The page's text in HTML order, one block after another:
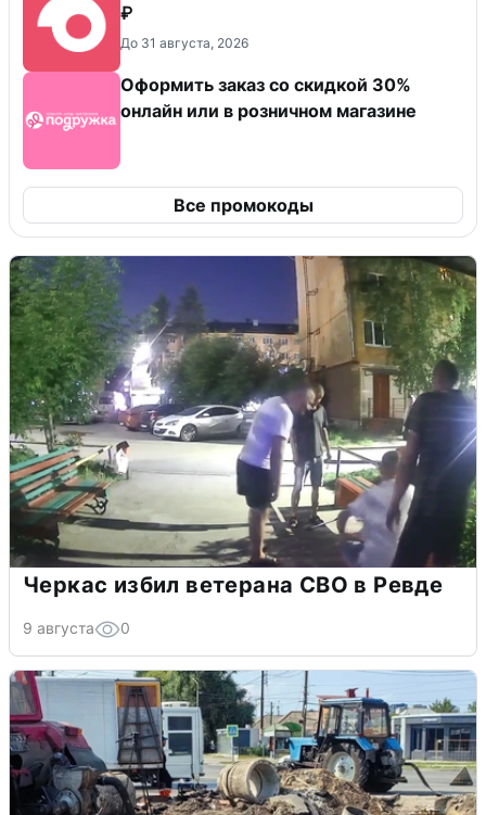
₽
До 31 августа, 2026
Оформить заказ со скидкой 30%
онлайн или в розничном магазине
Все промокоды
Черкас избил ветерана СВО в Ревде
9 августа 0